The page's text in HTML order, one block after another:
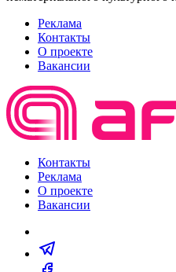
Реклама
Контакты
О проекте
Вакансии
Контакты
Реклама
О проекте
Вакансии